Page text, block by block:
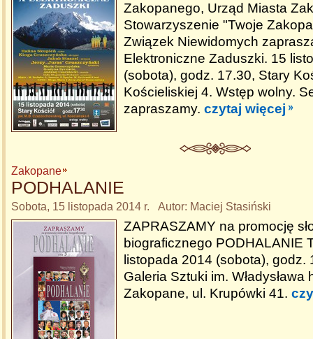
Zakopanego, Urząd Miasta
Stowarzyszenie "Twoje
Związek Niewidomych
Elektroniczne Zaduszki. 15
(sobota), godz. 17.30, Stary
Kościeliskiej 4. Wstęp wolny.
zapraszamy. czytaj więcej
Zakopane
PODHALANIE
Sobota, 15 listopada 2014 r. Autor: Maciej Stasiński
ZAPRASZAMY na promocję
biograficznego PODHALANIE
listopada 2014 (sobota), godz.
Galeria Sztuki im. Władysława
Zakopane, ul. Krupówki 41.